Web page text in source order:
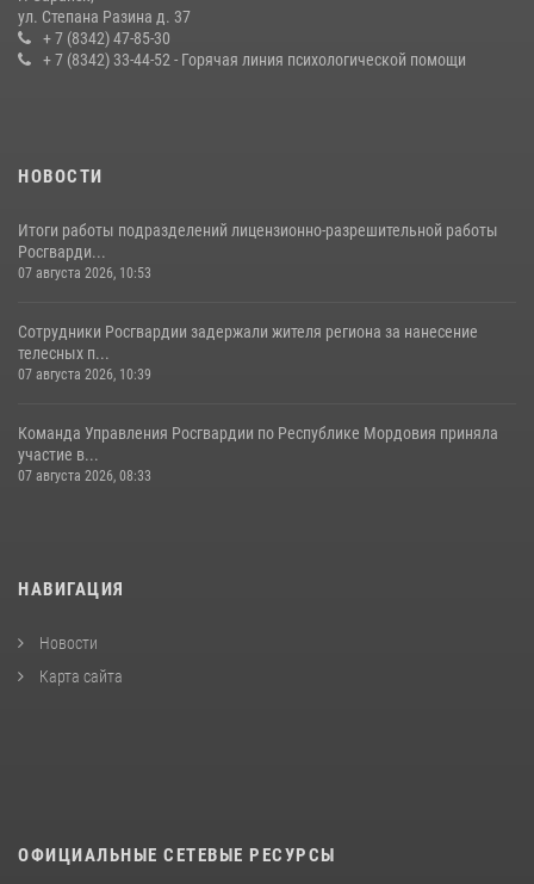
Сотрудники Росгвардии обеспечили безопасность Всероссийского
конкурса профмастерства в Саранске
23 июля 2026, 11:54 4
ул. Степана Разина д. 37
+ 7 (8342) 47-85-30
+ 7 (8342) 33-44-52 - Горячая линия психологической помощи
НОВОСТИ
Итоги работы подразделений лицензионно-разрешительной работы
Росгварди...
07 августа 2026, 10:53
Сотрудники Росгвардии задержали жителя региона за нанесение
телесных п...
07 августа 2026, 10:39
Команда Управления Росгвардии по Республике Мордовия приняла
участие в...
07 августа 2026, 08:33
НАВИГАЦИЯ
Новости
Карта сайта
ОФИЦИАЛЬНЫЕ СЕТЕВЫЕ РЕСУРСЫ